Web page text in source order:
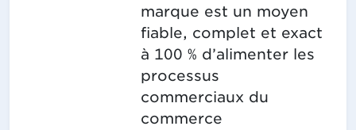
marque est un moyen
fiable, complet et exact
à 100 % d’alimenter les
processus
commerciaux du
commerce